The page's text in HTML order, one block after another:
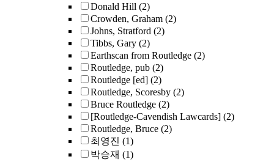
Donald Hill (2)
Crowden, Graham (2)
Johns, Stratford (2)
Tibbs, Gary (2)
Earthscan from Routledge (2)
Routledge, pub (2)
Routledge [ed] (2)
Routledge, Scoresby (2)
Bruce Routledge (2)
[Routledge-Cavendish Lawcards] (2)
Routledge, Bruce (2)
최영진 (1)
박승재 (1)